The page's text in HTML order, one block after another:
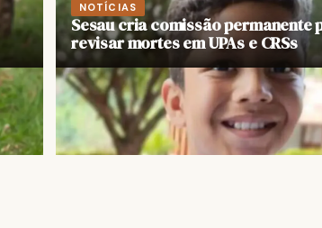
NOTÍCIAS
Sesau cria comissão permanente
revisar mortes em UPAs e CRSs